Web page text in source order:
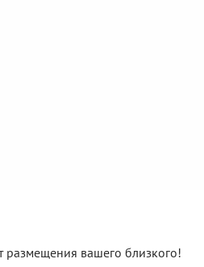
размещения вашего близкого!